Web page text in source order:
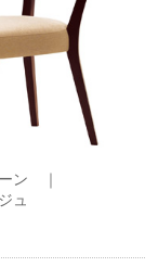
ーン ｜
ュ